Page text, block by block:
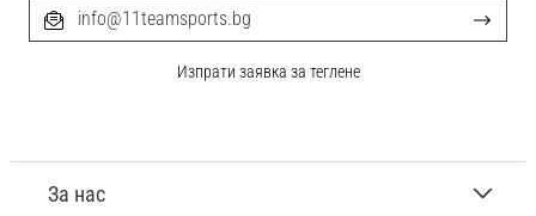
За нас
info@11teamsports.bg
Изпрати заявка за теглене